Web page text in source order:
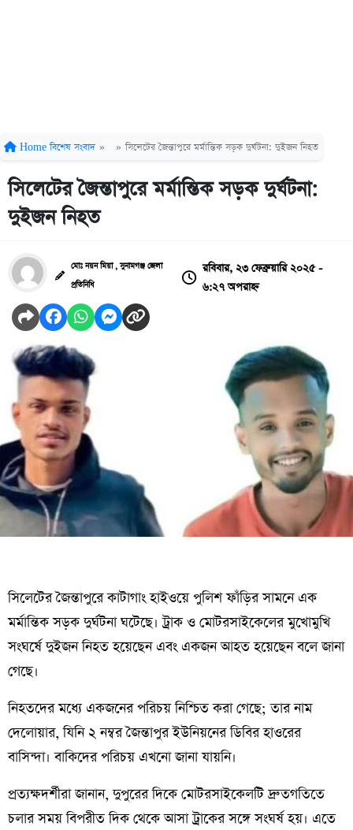
Home বিশেষ সংবাদ » » সিলেটের জৈন্তাপুরে মর্মান্তিক সড়ক দুর্ঘটনা: দুইজন নিহত
সিলেটের জৈন্তাপুরে মর্মান্তিক সড়ক দুর্ঘটনা:
দুইজন নিহত
মোঃ নয়ন মিয়া , সুনামগঞ্জ জেলা
প্রতিনিধি
রবিবার, ২৩ ফেব্রুয়ারি ২০২৫ -
৬:২৭ অপরাহ্ন
সিলেটের জৈন্তাপুরে কাটাগাং হাইওয়ে পুলিশ ফাঁড়ির সামনে এক
মর্মান্তিক সড়ক দুর্ঘটনা ঘটেছে। ট্রাক ও মোটরসাইকেলের মুখোমুখি
সংঘর্ষে দুইজন নিহত হয়েছেন এবং একজন আহত হয়েছেন বলে জানা
গেছে।
নিহতদের মধ্যে একজনের পরিচয় নিশ্চিত করা গেছে; তার নাম
দেলোয়ার, যিনি ২ নম্বর জৈন্তাপুর ইউনিয়নের ডিবির হাওরের
বাসিন্দা। বাকিদের পরিচয় এখনো জানা যায়নি।
প্রত্যক্ষদর্শীরা জানান, দুপুরের দিকে মোটরসাইকেলটি দ্রুতগতিতে
চলার সময় বিপরীত দিক থেকে আসা ট্রাকের সঙ্গে সংঘর্ষ হয়। এতে